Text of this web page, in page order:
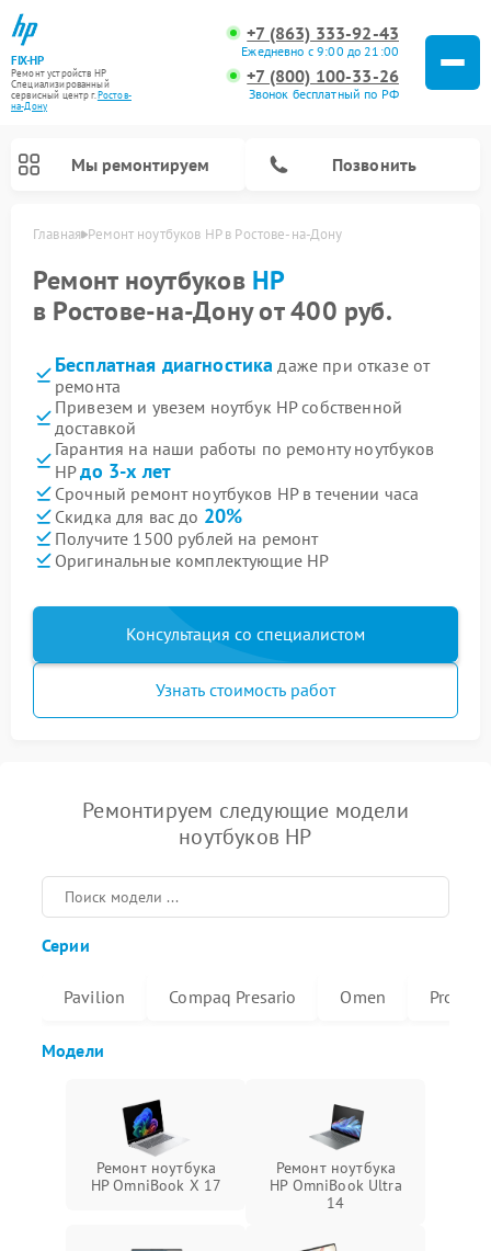
FIX-HP
Ремонт устройств HP
Специализированный
cервисный центр г.Ростов-
на-Дону
+7 (863) 333-92-43
Ежедневно с 9:00 до 21:00
+7 (800) 100-33-26
Звонок бесплатный по РФ
Мы ремонтируем Позвонить
Главная Ремонт ноутбуков HP в Ростове-на-Дону
Ремонт ноутбуков HP
в Ростове-на-Дону от 400 руб.
Бесплатная диагностика даже при отказе от
ремонта
Привезем и увезем ноутбук HP собственной
доставкой
Гарантия на наши работы по ремонту ноутбуков
HPдо 3-х лет
Срочный ремонт ноутбуков HP в течении часа
Скидка для вас до 20%
Получите 1500 рублей на ремонт
Оригинальные комплектующие HP
Консультация со специалистом
Узнать стоимость работ
Ремонтируем следующие модели
ноутбуков HP
Серии
Pavilion Compaq Presario Omen
Модели
Ремонт ноутбука
HP OmniBook X 17
Ремонт ноутбука
HP OmniBook Ultra
14